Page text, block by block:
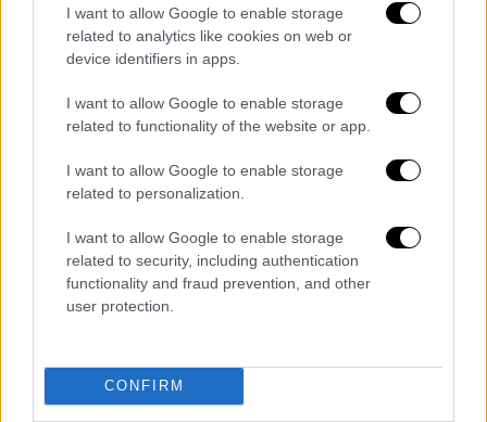
I want to allow Google to enable storage
related to analytics like cookies on web or
device identifiers in apps.
I want to allow Google to enable storage
related to functionality of the website or app.
I want to allow Google to enable storage
related to personalization.
I want to allow Google to enable storage
related to security, including authentication
functionality and fraud prevention, and other
user protection.
CONFIRM
τα πρόσωπα όσων δολοφονήθηκαν στους ελληνικούς